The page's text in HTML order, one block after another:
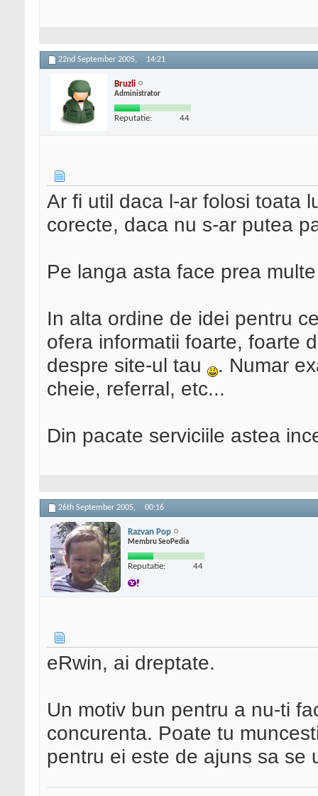
22nd September 2005, 14:21
Bruzli
Administrator
Reputatie: 44
Ar fi util daca l-ar folosi toata
corecte, daca nu s-ar putea
Pe langa asta face prea
In alta ordine de idei pentru
ofera informatii foarte, foarte
despre site-ul tau
. Numar
cheie, referral, etc...
Din pacate serviciile astea
26th September 2005, 00:16
Razvan Pop
Membru SeoPedia
Reputatie: 44
eRwin, ai dreptate.
Un motiv bun pentru a nu-ti
concurenta. Poate tu
pentru ei este de ajuns sa se